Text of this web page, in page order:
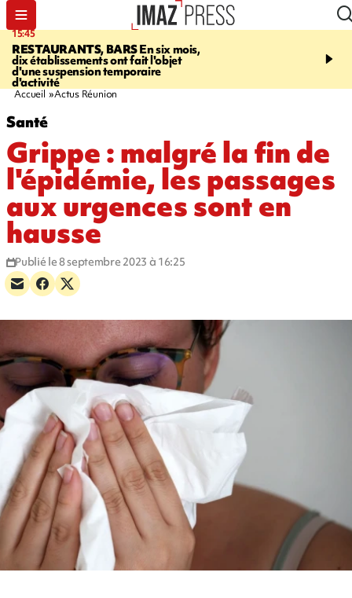
15:45
RESTAURANTS, BARSEn six mois,
dix établissements ont fait l'objet
d'une suspension temporaire
d'activité
17:17
Angeles, un homme vit
Accueil Actus Réunion
Santé
Grippe : malgré la fin de
l'épidémie, les passages
aux urgences sont en
hausse
Publié le 8 septembre 2023 à 16:25